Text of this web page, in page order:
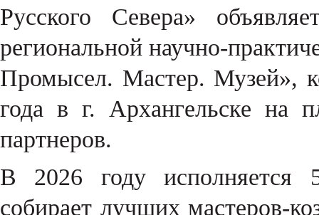
Русского Севера»
региональной научно-
Промысел. Мастер. Музей»,
года в г. Архангельске на
партнеров.
В 2026 году исполняется
собирает лучших мастеров-